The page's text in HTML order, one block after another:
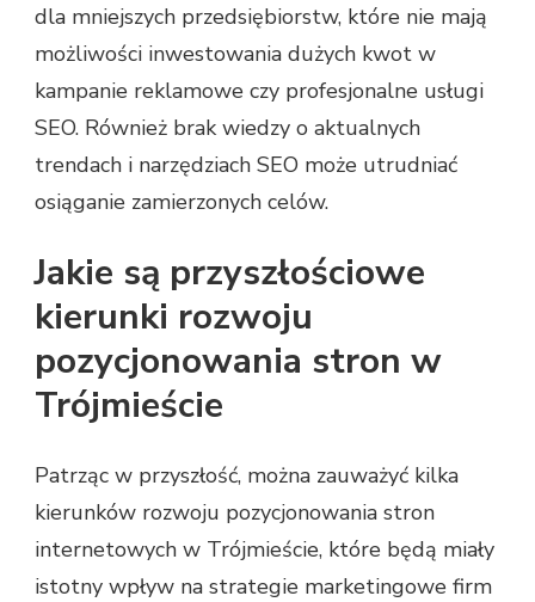
dla mniejszych przedsiębiorstw, które nie mają
możliwości inwestowania dużych kwot w
kampanie reklamowe czy profesjonalne usługi
SEO. Również brak wiedzy o aktualnych
trendach i narzędziach SEO może utrudniać
osiąganie zamierzonych celów.
Jakie są przyszłościowe
kierunki rozwoju
pozycjonowania stron w
Trójmieście
Patrząc w przyszłość, można zauważyć kilka
kierunków rozwoju pozycjonowania stron
internetowych w Trójmieście, które będą miały
istotny wpływ na strategie marketingowe firm